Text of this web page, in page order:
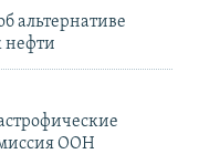
альтернативе
нефти
ООН